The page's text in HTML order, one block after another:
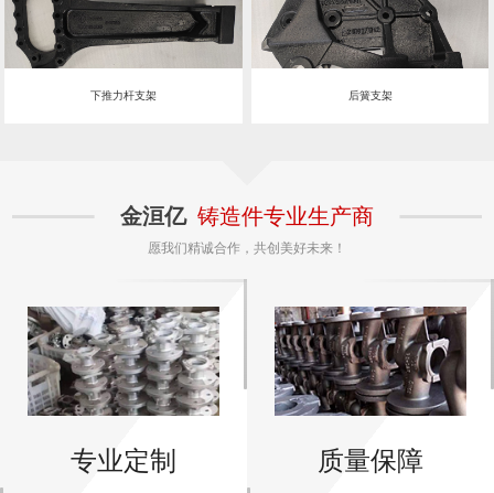
下推力杆支架 后簧支架
金洹亿 铸造件专业生产商
愿我们精诚合作，共创美好未来！
专业定制 质量保障